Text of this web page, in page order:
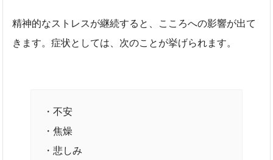
精神的なストレスが継続すると、こころへの影響が出て
きます。症状としては、次のことが挙げられます。
・不安
・焦燥
・悲しみ